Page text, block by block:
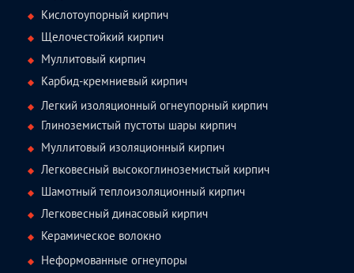
Кислотоупорный кирпич
Щелочестойкий кирпич
Муллитовый кирпич
Карбид-кремниевый кирпич
Легкий изоляционный огнеупорный кирпич
Глиноземистый пустоты шары кирпич
Муллитовый изоляционный кирпич
Легковесный высокоглиноземистый кирпич
Шамотный теплоизоляционный кирпич
Легковесный динасовый кирпич
Керамическое волокно
Неформованные огнеупоры